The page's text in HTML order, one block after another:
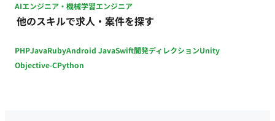
AIエンジニア・機械学習エンジニア
他のスキルで求人・案件を探す
PHPJavaRubyAndroid JavaSwift開発ディレクションUnity
Objective-CPython